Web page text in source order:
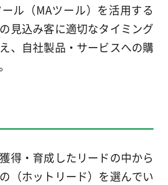
ル（MAツール）を活用する
見込み客に適切なタイミング
、自社製品・サービスへの購
得・育成したリードの中から
（ホットリード）を選んでい